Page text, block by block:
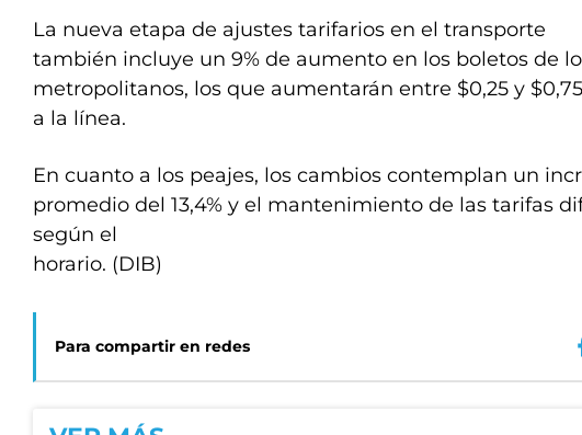
La nueva etapa de ajustes tarifarios en el transporte
también incluye un 9% de aumento en los boletos de
metropolitanos, los que aumentarán entre $0,25 y
a la línea.
En cuanto a los peajes, los cambios contemplan un
promedio del 13,4% y el mantenimiento de las tarifas
según el
horario. (DIB)
Para compartir en redes